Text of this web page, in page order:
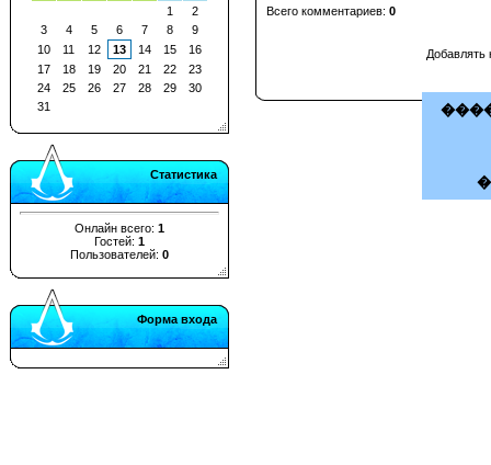
1
2
3
4 5 6 7 8
9
10
11 12 13 14 15
16
17
18 19 20 21 22
23
24
25 26 27 28 29
30
31
Статистика
Онлайн всего: 1
Гостей: 1
Пользователей: 0
Форма входа
Всего комментариев: 0
Добавлять